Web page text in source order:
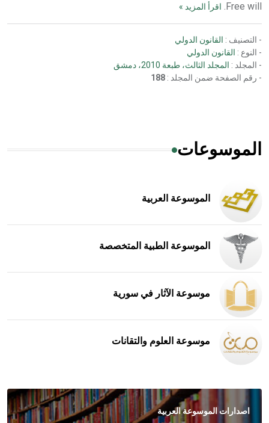
Free will.
اقرأ المزيد »
- التصنيف : القانون الدولي
- النوع : القانون الدولي
- المجلد : المجلد الثالث، طبعة 2010، دمشق
- رقم الصفحة ضمن المجلد : 188
الموسوعات
الموسوعة العربية
الموسوعة الطبية المتخصصة
موسوعة الآثار في سورية
موسوعة العلوم والتقانات
اصدارات الموسوعة العربية